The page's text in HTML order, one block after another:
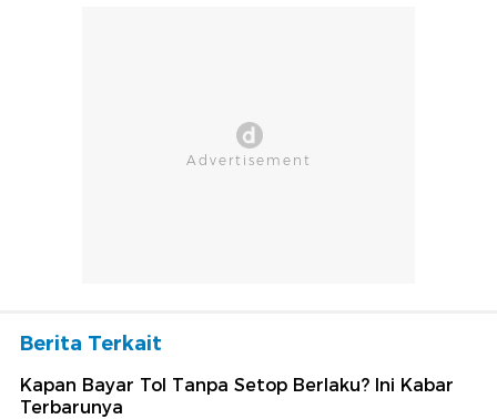
Berita Terkait
Kapan Bayar Tol Tanpa Setop Berlaku? Ini Kabar
Terbarunya